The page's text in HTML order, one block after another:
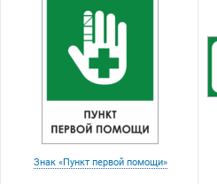
Знак «Пункт первой помощи»